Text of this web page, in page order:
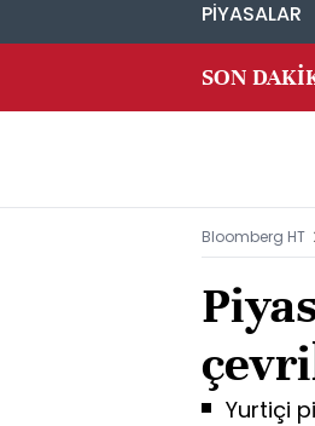
PİYASALAR
SON
Bloomberg HT
Yurtiçi